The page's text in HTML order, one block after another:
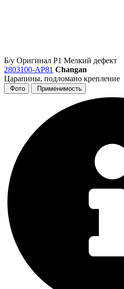
Б/у Оригинал Р1 Мелкий дефект
2803100-AP81 Changan
Царапины, подломано крепление
Фото Применимость